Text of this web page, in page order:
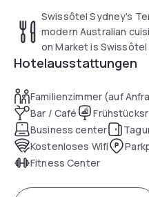
Swissôtel Sydney's
modern Australian
on Market is Swissôtel
Hotelausstattungen
Familienzimmer (auf
Bar / Café
Business center
Kostenloses Wifi
Fitness Center